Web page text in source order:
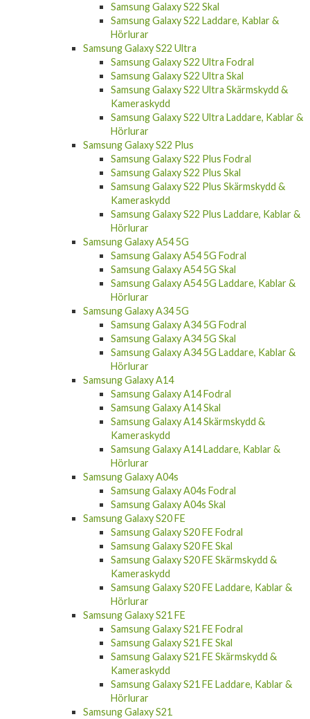
Samsung Galaxy S22 Skal
Samsung Galaxy S22 Laddare, Kablar &
Hörlurar
Samsung Galaxy S22 Ultra
Samsung Galaxy S22 Ultra Fodral
Samsung Galaxy S22 Ultra Skal
Samsung Galaxy S22 Ultra Skärmskydd &
Kameraskydd
Samsung Galaxy S22 Ultra Laddare, Kablar &
Hörlurar
Samsung Galaxy S22 Plus
Samsung Galaxy S22 Plus Fodral
Samsung Galaxy S22 Plus Skal
Samsung Galaxy S22 Plus Skärmskydd &
Kameraskydd
Samsung Galaxy S22 Plus Laddare, Kablar &
Hörlurar
Samsung Galaxy A54 5G
Samsung Galaxy A54 5G Fodral
Samsung Galaxy A54 5G Skal
Samsung Galaxy A54 5G Laddare, Kablar &
Hörlurar
Samsung Galaxy A34 5G
Samsung Galaxy A34 5G Fodral
Samsung Galaxy A34 5G Skal
Samsung Galaxy A34 5G Laddare, Kablar &
Hörlurar
Samsung Galaxy A14
Samsung Galaxy A14 Fodral
Samsung Galaxy A14 Skal
Samsung Galaxy A14 Skärmskydd &
Kameraskydd
Samsung Galaxy A14 Laddare, Kablar &
Hörlurar
Samsung Galaxy A04s
Samsung Galaxy A04s Fodral
Samsung Galaxy A04s Skal
Samsung Galaxy S20 FE
Samsung Galaxy S20 FE Fodral
Samsung Galaxy S20 FE Skal
Samsung Galaxy S20 FE Skärmskydd &
Kameraskydd
Samsung Galaxy S20 FE Laddare, Kablar &
Hörlurar
Samsung Galaxy S21 FE
Samsung Galaxy S21 FE Fodral
Samsung Galaxy S21 FE Skal
Samsung Galaxy S21 FE Skärmskydd &
Kameraskydd
Samsung Galaxy S21 FE Laddare, Kablar &
Hörlurar
Samsung Galaxy S21